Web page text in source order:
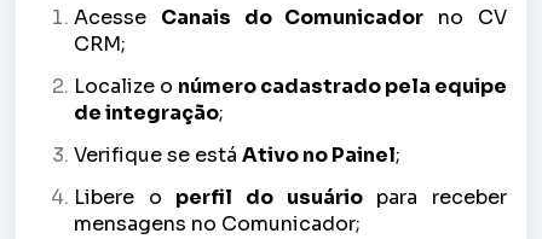
Acesse Canais do Comunicador no CV
CRM;
Localize o número cadastrado pela equipe
de integração;
Verifique se está Ativo no Painel;
Libere o perfil do usuáriopara receber
mensagens no Comunicador;